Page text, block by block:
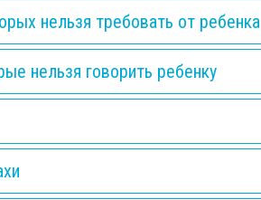
нельзя требовать от ребенка
нельзя говорить ребенку